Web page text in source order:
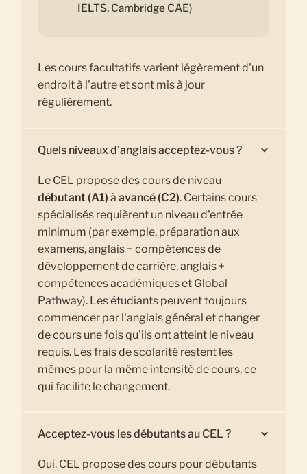
IELTS, Cambridge CAE)
Les cours facultatifs varient légèrement d'un
endroit à l'autre et sont mis à jour
régulièrement.
Quels niveaux d’anglais acceptez-vous ?
Le CEL propose des cours de niveau
débutant (A1) àavancé (C2). Certains cours
spécialisés requièrent un niveau d'entrée
minimum (par exemple, préparation aux
examens, anglais + compétences de
développement de carrière, anglais +
compétences académiques et Global
Pathway). Les étudiants peuvent toujours
commencer par l'anglais général et changer
de cours une fois qu'ils ont atteint le niveau
requis. Les frais de scolarité restent les
mêmes pour la même intensité de cours, ce
qui facilite le changement.
Acceptez-vous les débutants au CEL ?
Oui. CEL propose des cours pour débutants